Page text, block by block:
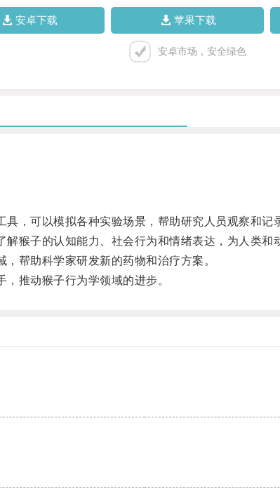
安卓下载 苹果下载
安卓市场，安全绿色
可以模拟各种实验场景，帮助研究人员观察和记
子的认知能力、社会行为和情绪表达，为人类和
帮助科学家研发新的药物和治疗方案。
推动猴子行为学领域的进步。